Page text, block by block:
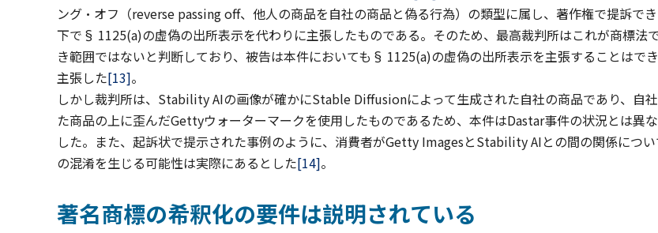
ング・オフ（reverse passing off、他人の商品を自社の商品と偽る行為）の類型に属し、著作権で提訴で
下で§ 1125(a)の虚偽の出所表示を代わりに主張したものである。そのため、最高裁判所はこれが商標法
き範囲ではないと判断しており、被告は本件においても§ 1125(a)の虚偽の出所表示を主張することはで
主張した[13]。
しかし裁判所は、Stability AIの画像が確かにStable Diffusionによって生成された自社の商品であり、自
た商品の上に歪んだGettyウォーターマークを使用したものであるため、本件はDastar事件の状況とは異
した。また、起訴状で提示された事例のように、消費者がGetty ImagesとStability AIとの間の関係につ
の混淆を生じる可能性は実際にあるとした[14]。
著名商標の希釈化の要件は説明されている